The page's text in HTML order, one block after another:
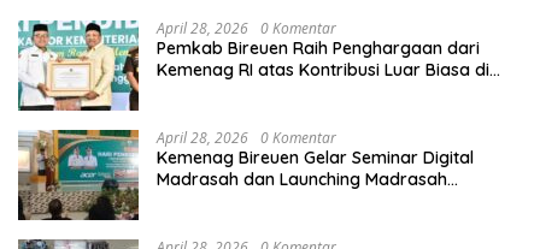
April 28, 2026 0 Komentar
Pemkab Bireuen Raih Penghargaan dari
Kemenag RI atas Kontribusi Luar Biasa di
April 28, 2026 0 Komentar
Kemenag Bireuen Gelar Seminar Digital
Madrasah dan Launching Madrasah